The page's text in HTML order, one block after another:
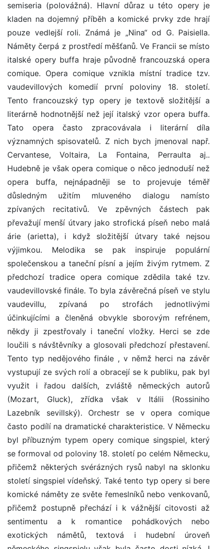
semiseria (polovážná). Hlavní důraz u této opery je
kladen na dojemný příběh a komické prvky zde hrají
pouze vedlejší roli. Známá je „Nina“ od G. Paisiella.
Náměty čerpá z prostředí měšťanů. Ve Francii se místo
italské opery buffa hraje původně francouzská opera
comique. Opera comique vznikla místní tradice tzv.
vaudevillových komedií první poloviny 18. století.
Tento francouzský typ opery je textově složitější a
literárně hodnotnější než její italský vzor opera buffa.
Tato opera často zpracovávala i literární díla
významných spisovatelů. Z nich bych jmenoval např.
Cervantese, Voltaira, La Fontaina, Perraulta aj..
Hudebně je však opera comique o něco jednoduší než
opera buffa, nejnápadněji se to projevuje téměř
důsledným užitím mluveného dialogu namísto
zpívaných recitativů. Ve zpěvných částech pak
převažují menší útvary jako strofická píseň nebo malá
árie (arietta), i když složitější útvary také nejsou
výjimkou. Melodika se pak inspiruje populární
společenskou a taneční písní a jejím živým rytmem. Z
předchozí tradice opera comique zdědila také tzv.
vaudevillovské finále. To byla závěrečná píseň ve stylu
vaudevillu, zpívaná po strofách jednotlivými
účinkujícími a členěná obvykle sborovým refrénem,
někdy ji zpestřovaly i taneční vložky. Herci se zde
loučili s návštěvníky a glosovali předchozí přestavení.
Tento typ nedějového finále , v němž herci na závěr
vystupují ze svých rolí a obracejí se k publiku, pak byl
využit i řadou dalších, zvláště německých autorů
(Mozart, Gluck), zřídka však v Itálii (Rossiniho
Lazebník sevillský). Orchestr se v opera comique
často podílí na dramatické charakteristice. V Německu
byl příbuzným typem opery comique singspiel, který
se formoval od poloviny 18. století po celém Německu,
přičemž některých svérázných rysů nabyl na sklonku
století singspiel vídeňský. Také tento typ opery si bere
komické náměty ze světe řemeslníků nebo venkovanů,
přičemž postupně přechází i k vážnější citovosti až
sentimentu a k romantice pohádkových nebo
exotických námětů, textová i hudební úroveň